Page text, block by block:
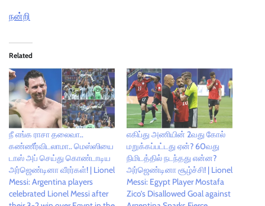
நன்றி
Related
நீ எங்க ராசா தலைவா..
கண்ணீர்விடலாமா.. மெஸ்ஸியை
டாஸ் அப் செய்து கொண்டாடிய
அர்ஜெண்டினா வீரர்கள்! | Lionel
Messi: Argentina players
celebrated Lionel Messi after
எகிப்து அணியின் 2வது கோல்
மறுக்கப்பட்டது ஏன்? 60வது
நிமிடத்தில் நடந்தது என்ன?
அர்ஜெண்டினா சூழ்ச்சி! | Lionel
Messi: Egypt Player Mostafa
Zico’s Disallowed Goal against